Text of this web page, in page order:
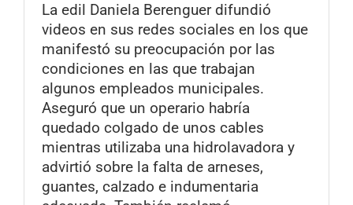
La edil Daniela Berenguer difundió
videos en sus redes sociales en los que
manifestó su preocupación por las
condiciones en las que trabajan
algunos empleados municipales.
Aseguró que un operario habría
quedado colgado de unos cables
mientras utilizaba una hidrolavadora y
advirtió sobre la falta de arneses,
guantes, calzado e indumentaria